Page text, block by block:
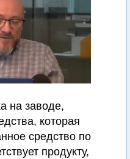
на заводе,
которая
средство по
продукту,